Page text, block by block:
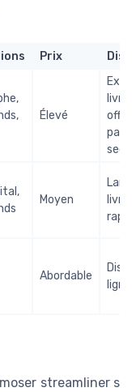
Prix
Élevé
Moyen
Abordable
ligne
streamliner s